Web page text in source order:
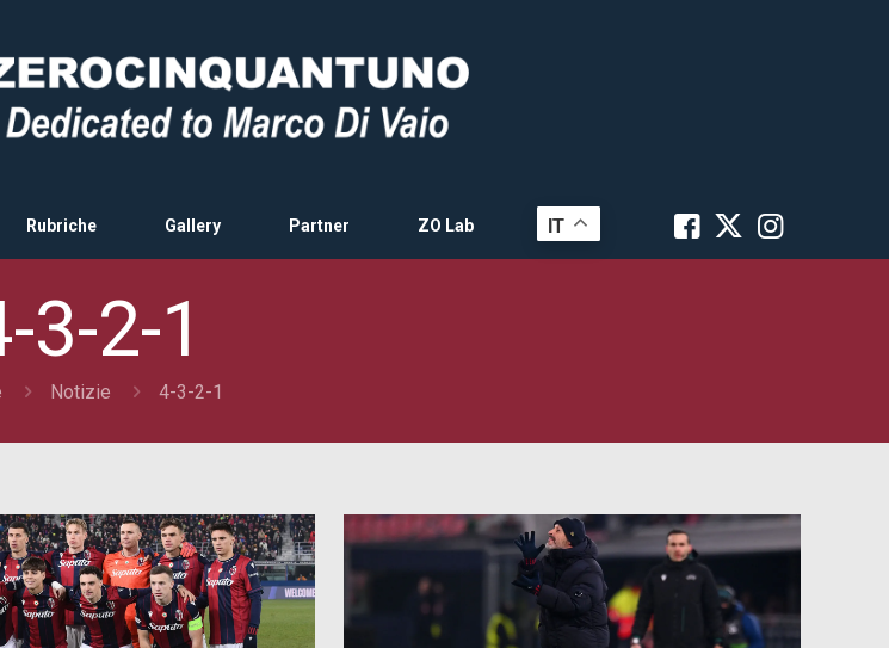
Rubriche Gallery Partner ZO Lab IT
3-2-1
Notizie 4-3-2-1